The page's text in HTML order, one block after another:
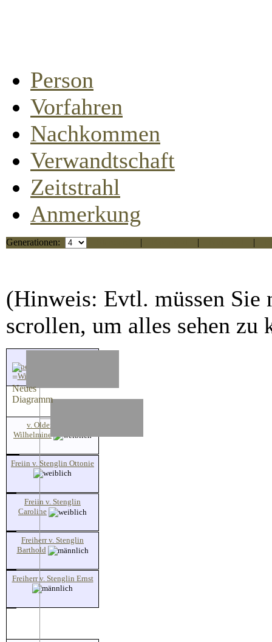
Person
Vorfahren
Nachkommen
Verwandtschaft
Zeitstrahl
Anmerkung
Generationen: | | |
(Hinweis: Evtl. müssen Sie
scrollen, um alles sehen zu
Ippenburg Ernst August
Wilhelm
v. Oldershausen
Wilhelmine
Freiin v. Stenglin Ottonie
Freiin v. Stenglin
Caroline
Freiherr v. Stenglin
Barthold
Freiherr v. Stenglin Ernst